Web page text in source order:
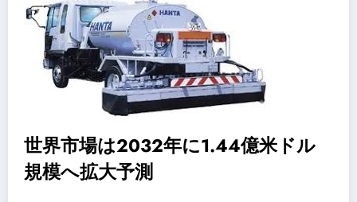
世界市場は2032年に1.44億米ドル
規模へ拡大予測